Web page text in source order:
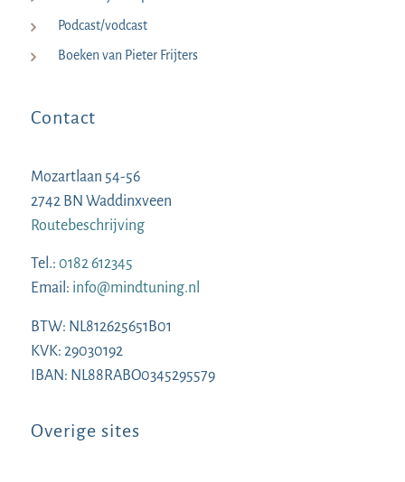
Podcast/vodcast
Boeken van Pieter Frijters
Contact
Mozartlaan 54-56
2742 BN Waddinxveen
Routebeschrijving
Tel.: 0182 612345
Email: info@mindtuning.nl
BTW: NL812625651B01
KVK: 29030192
IBAN: NL88RABO0345295579
Overige sites